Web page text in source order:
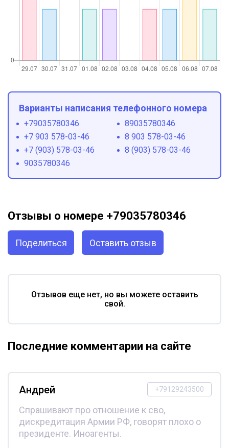
Варианты написания телефонного номера
+79035780346
89035780346
+7 903 578-03-46
8 903 578-03-46
+7 (903) 578-03-46
8 (903) 578-03-46
9035780346
Отзывы о номере +79035780346
Поделиться Оставить отзыв
Отзывов еще нет, но вы можете оставить
свой.
Последние комментарии на сайте
+79129243500
Андрей
Спрашивают про отношение к сво,
дискредитация Армии РФ, говорят плохо о
президенте. Иноагенты.